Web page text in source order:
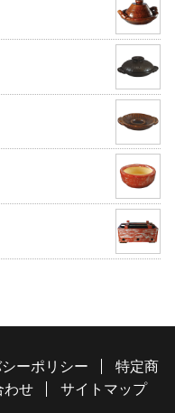
ーポリシー
特定商
わせ サイトマップ